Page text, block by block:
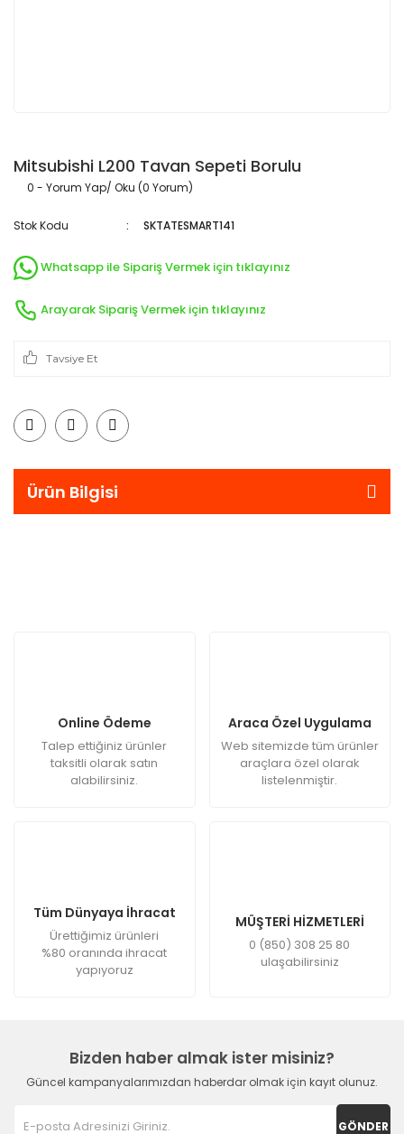
Mitsubishi L200 Tavan Sepeti Borulu
0 - Yorum Yap/ Oku (0 Yorum)
Stok Kodu SKTATESMART141
Whatsapp ile Sipariş Vermek için tıklayınız
Arayarak Sipariş Vermek için tıklayınız
Tavsiye Et
Ürün Bilgisi
Online Ödeme
Talep ettiğiniz ürünler
taksitli olarak satın
alabilirsiniz.
Araca Özel Uygulama
Web sitemizde tüm ürünler
araçlara özel olarak
listelenmiştir.
Tüm Dünyaya İhracat
Ürettiğimiz ürünleri
%80 oranında ihracat
yapıyoruz
MÜŞTERİ HİZMETLERİ
0 (850) 308 25 80
ulaşabilirsiniz
Bizden haber almak ister misiniz?
Güncel kampanyalarımızdan haberdar olmak için kayıt olunuz.
GÖNDER